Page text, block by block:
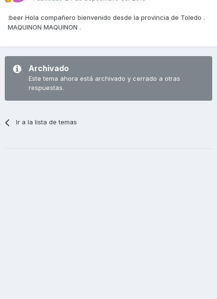
:beer Hola compañero bienvenido desde la provincia de Toledo .
MAQUINON MAQUINON .
Archivado
Este tema ahora está archivado y cerrado a otras
respuestas.
Ir a la lista de temas